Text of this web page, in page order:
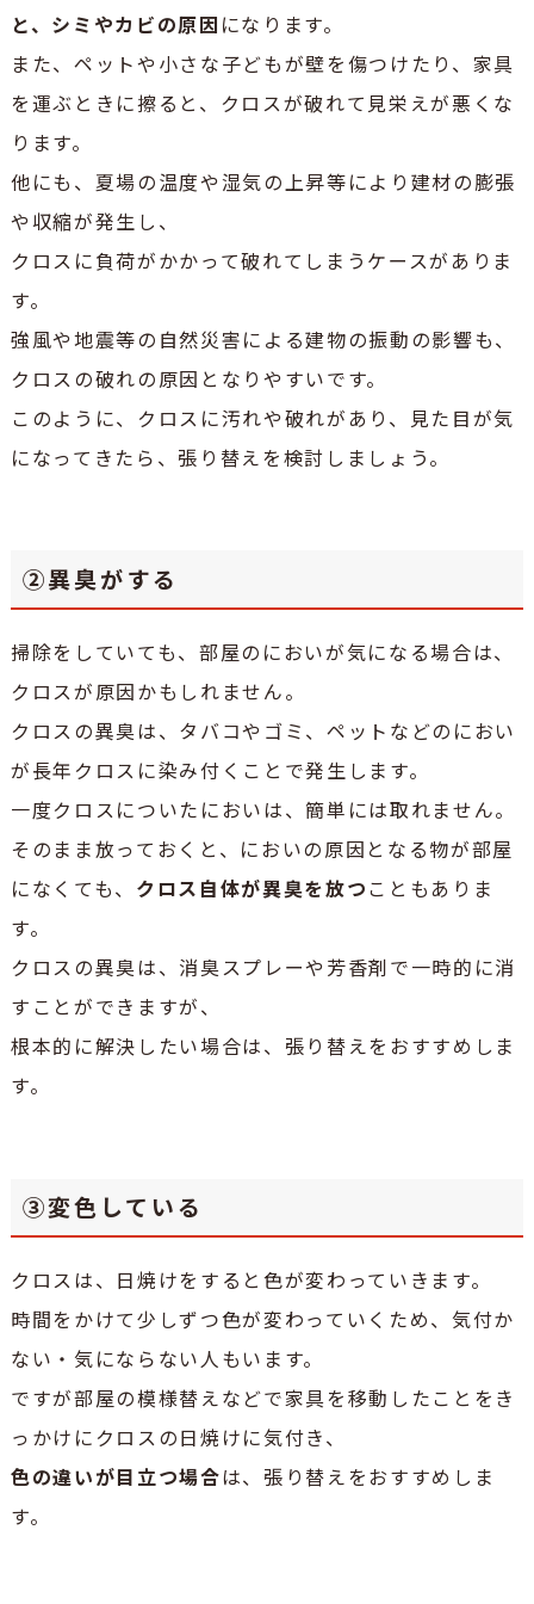
と、シミやカビの原因 になります。
また、ペットや小さな子どもが壁を傷つけたり、家具
を運ぶときに擦ると、クロスが破れて見栄えが悪くな
ります。
他にも、夏場の温度や湿気の上昇等により建材の膨張
や収縮が発生し、
クロスに負荷がかかって破れてしまうケースがありま
す。
強風や地震等の自然災害による建物の振動の影響も、
クロスの破れの原因となりやすいです。
このように、クロスに汚れや破れがあり、見た目が気
になってきたら、張り替えを検討しましょう。
②異臭がする
掃除をしていても、部屋のにおいが気になる場合は、
クロスが原因かもしれません。
クロスの異臭は、タバコやゴミ、ペットなどのにおい
が長年クロスに染み付くことで発生します。
一度クロスについたにおいは、簡単には取れません。
そのまま放っておくと、においの原因となる物が部屋
になくても、 クロス自体が異臭を放つ こともありま
す。
クロスの異臭は、消臭スプレーや芳香剤で一時的に消
すことができますが、
根本的に解決したい場合は、張り替えをおすすめしま
す。
③変色している
クロスは、日焼けをすると色が変わっていきます。
時間をかけて少しずつ色が変わっていくため、気付か
ない・気にならない人もいます。
ですが部屋の模様替えなどで家具を移動したことをき
っかけにクロスの日焼けに気付き、
色の違いが目立つ場合は、張り替えをおすすめしま
す。